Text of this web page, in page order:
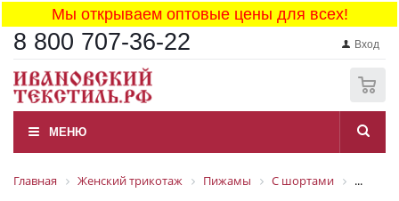
Мы открываем оптовые цены для всех!
8 800 707-36-22 Вход
МЕНЮ
Главная Женский трикотаж Пижамы С шортами ...